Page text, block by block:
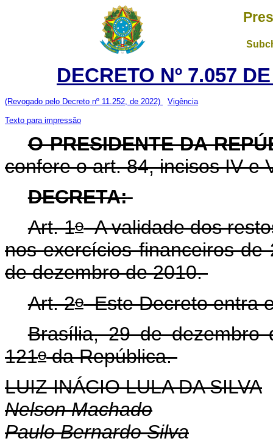
DECRETO Nº 7.057
(Revogado pelo Decreto nº 11.252, de 2022) Vigência
Texto para impressão
O PRESIDENTE DA
confere o art. 84, incisos IV e
DECRETA:
Art. 1oA validade dos
nos exercícios financeiros
de dezembro de 2010.
Art. 2oEste Decreto entra
Brasília, 29 de dezembro
121oda República.
LUIZ INÁCIO LULA DA SILVA
Nelson Machado
Paulo Bernardo Silva